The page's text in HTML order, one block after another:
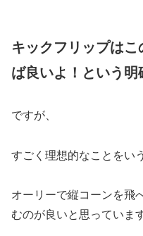
キックフリップは
ば良いよ！という明
ですが、
すごく理想的なことをい
オーリーで縦コーンを飛
むのが良いと思っていま